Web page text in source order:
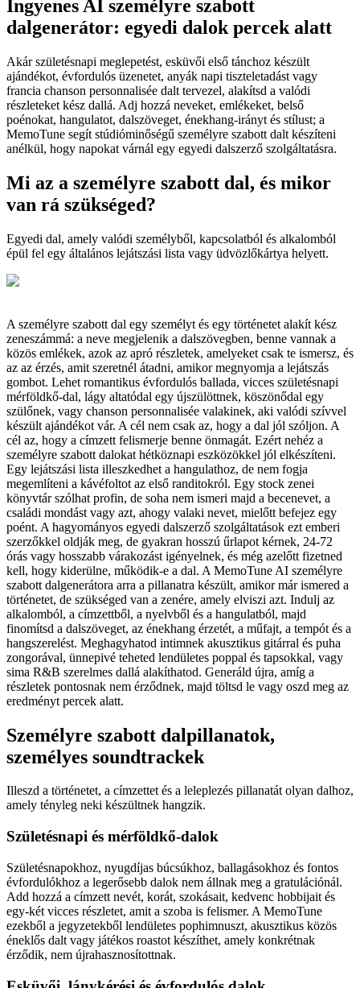
Ingyenes AI személyre szabott
dalgenerátor: egyedi dalok percek alatt
Akár születésnapi meglepetést, esküvői első tánchoz készült
ajándékot, évfordulós üzenetet, anyák napi tiszteletadást vagy
francia chanson personnalisée dalt tervezel, alakítsd a valódi
részleteket kész dallá. Adj hozzá neveket, emlékeket, belső
poénokat, hangulatot, dalszöveget, énekhang-irányt és stílust; a
MemoTune segít stúdióminőségű személyre szabott dalt készíteni
anélkül, hogy napokat várnál egy egyedi dalszerző szolgáltatásra.
Mi az a személyre szabott dal, és mikor
van rá szükséged?
Egyedi dal, amely valódi személyből, kapcsolatból és alkalomból
épül fel egy általános lejátszási lista vagy üdvözlőkártya helyett.
A személyre szabott dal egy személyt és egy történetet alakít kész
zeneszámmá: a neve megjelenik a dalszövegben, benne vannak a
közös emlékek, azok az apró részletek, amelyeket csak te ismersz, és
az az érzés, amit szeretnél átadni, amikor megnyomja a lejátszás
gombot. Lehet romantikus évfordulós ballada, vicces születésnapi
mérföldkő-dal, lágy altatódal egy újszülöttnek, köszönődal egy
szülőnek, vagy chanson personnalisée valakinek, aki valódi szívvel
készült ajándékot vár. A cél nem csak az, hogy a dal jól szóljon. A
cél az, hogy a címzett felismerje benne önmagát. Ezért nehéz a
személyre szabott dalokat hétköznapi eszközökkel jól elkészíteni.
Egy lejátszási lista illeszkedhet a hangulathoz, de nem fogja
megemlíteni a kávéfoltot az első randitokról. Egy stock zenei
könyvtár szólhat profin, de soha nem ismeri majd a becenevet, a
családi mondást vagy azt, ahogy valaki nevet, mielőtt befejez egy
poént. A hagyományos egyedi dalszerző szolgáltatások ezt emberi
szerzőkkel oldják meg, de gyakran hosszú űrlapot kérnek, 24-72
órás vagy hosszabb várakozást igényelnek, és még azelőtt fizetned
kell, hogy kiderülne, működik-e a dal. A MemoTune AI személyre
szabott dalgenerátora arra a pillanatra készült, amikor már ismered a
történetet, de szükséged van a zenére, amely elviszi azt. Indulj az
alkalomból, a címzettből, a nyelvből és a hangulatból, majd
finomítsd a dalszöveget, az énekhang érzetét, a műfajt, a tempót és a
hangszerelést. Meghagyhatod intimnek akusztikus gitárral és puha
zongorával, ünnepivé teheted lendületes poppal és tapsokkal, vagy
sima R&B szerelmes dallá alakíthatod. Generáld újra, amíg a
részletek pontosnak nem érződnek, majd töltsd le vagy oszd meg az
eredményt percek alatt.
Személyre szabott dalpillanatok,
személyes soundtrackek
Illeszd a történetet, a címzettet és a leleplezés pillanatát olyan dalhoz,
amely tényleg neki készültnek hangzik.
Születésnapi és mérföldkő-dalok
Születésnapokhoz, nyugdíjas búcsúkhoz, ballagásokhoz és fontos
évfordulókhoz a legerősebb dalok nem állnak meg a gratulációnál.
Add hozzá a címzett nevét, korát, szokásait, kedvenc hobbijait és
egy-két vicces részletet, amit a szoba is felismer. A MemoTune
ezekből a jegyzetekből lendületes pophimnuszt, akusztikus közös
éneklős dalt vagy játékos roastot készíthet, amely konkrétnak
érződik, nem újrahasznosítottnak.